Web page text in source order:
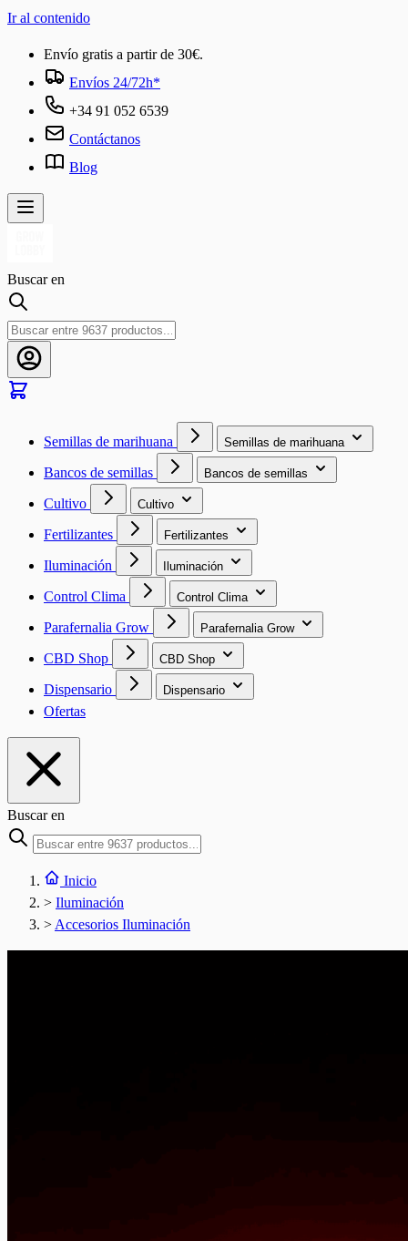
Ir al contenido
Envío gratis a partir de 30€.
Envíos 24/72h*
+34 91 052 6539
Contáctanos
Blog
Buscar en
Semillas de marihuana Semillas de marihuana
Bancos de semillas Bancos de semillas
Cultivo Cultivo
Fertilizantes Fertilizantes
Iluminación Iluminación
Control Clima Control Clima
Parafernalia Grow Parafernalia Grow
CBD Shop CBD Shop
Dispensario Dispensario
Ofertas
Buscar en
Inicio
> Iluminación
> Accesorios Iluminación